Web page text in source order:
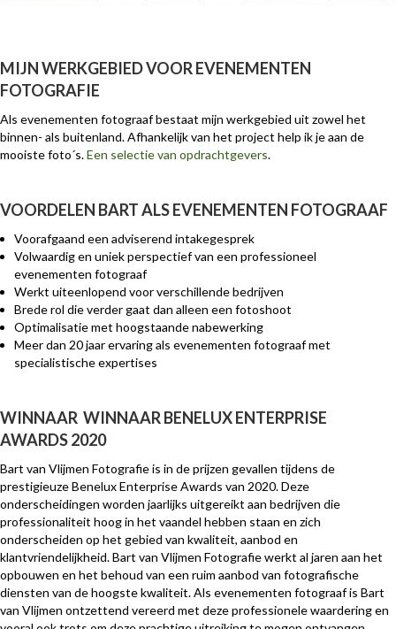
MIJN WERKGEBIED VOOR EVENEMENTEN
FOTOGRAFIE
Als evenementen fotograaf bestaat mijn werkgebied uit zowel het
binnen- als buitenland. Afhankelijk van het project help ik je aan de
mooiste foto´s.Een selectie van opdrachtgevers.
VOORDELEN BART ALS EVENEMENTEN FOTOGRAAF
Voorafgaand een adviserend intakegesprek
Volwaardig en uniek perspectief van een professioneel
evenementen fotograaf
Werkt uiteenlopend voor verschillende bedrijven
Brede rol die verder gaat dan alleen een fotoshoot
Optimalisatie met hoogstaande nabewerking
Meer dan 20 jaar ervaring als evenementen fotograaf met
specialistische expertises
WINNAAR WINNAAR BENELUX ENTERPRISE
AWARDS 2020
Bart van Vlijmen Fotografie is in de prijzen gevallen tijdens de
prestigieuze Benelux Enterprise Awards van 2020. Deze
onderscheidingen worden jaarlijks uitgereikt aan bedrijven die
professionaliteit hoog in het vaandel hebben staan en zich
onderscheiden op het gebied van kwaliteit, aanbod en
klantvriendelijkheid. Bart van Vlijmen Fotografie werkt al jaren aan het
opbouwen en het behoud van een ruim aanbod van fotografische
diensten van de hoogste kwaliteit. Als evenementen fotograaf is Bart
van Vlijmen ontzettend vereerd met deze professionele waardering en